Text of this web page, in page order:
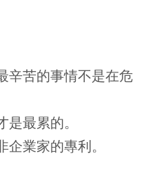
辛苦的事情不是在危
最累的。
業家的專利。